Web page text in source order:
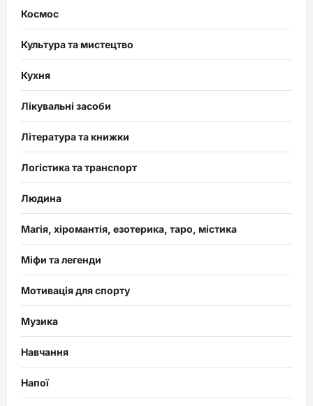
Космос
Культура та мистецтво
Кухня
Лікувальні засоби
Література та книжки
Логістика та транспорт
Людина
Магія, хіромантія, езотерика, таро, містика
Міфи та легенди
Мотивація для спорту
Музика
Навчання
Напої